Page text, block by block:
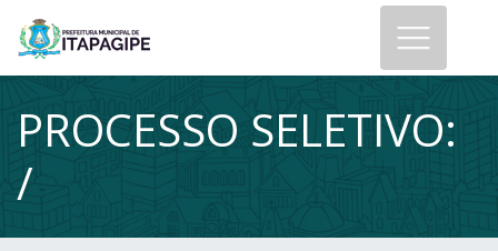
PROCESSO SELETIVO:
/